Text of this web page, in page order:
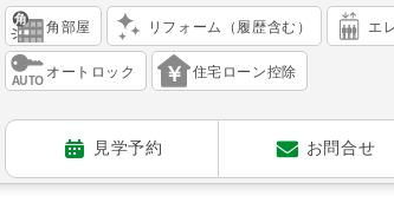
角部屋 リフォーム（履歴含む） エ
オートロック 住宅ローン控除
見学予約 お問合せ